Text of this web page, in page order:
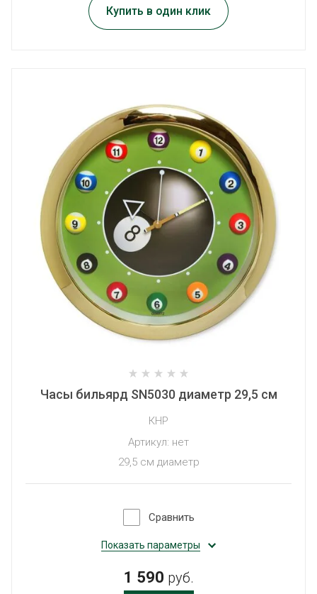
Купить в один клик
Часы бильярд SN5030 диаметр 29,5 см
КНР
Артикул: нет
29,5 см диаметр
Сравнить
Показать параметры
1 590 руб.